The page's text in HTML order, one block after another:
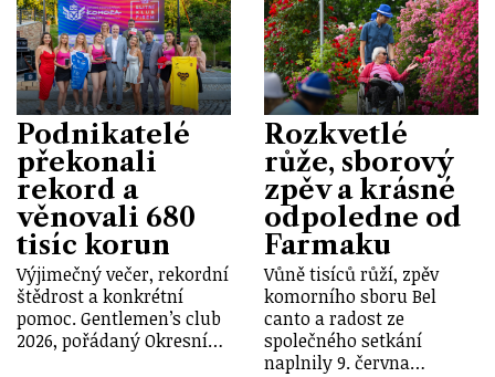
Podnikatelé
překonali
rekord a
věnovali 680
tisíc korun
Výjimečný večer, rekordní
štědrost a konkrétní
pomoc. Gentlemen’s club
2026, pořádaný Okresní…
Rozkvetlé
růže, sborový
zpěv a krásné
odpoledne od
Farmaku
Vůně tisíců růží, zpěv
komorního sboru Bel
canto a radost ze
společného setkání
naplnily 9. června…